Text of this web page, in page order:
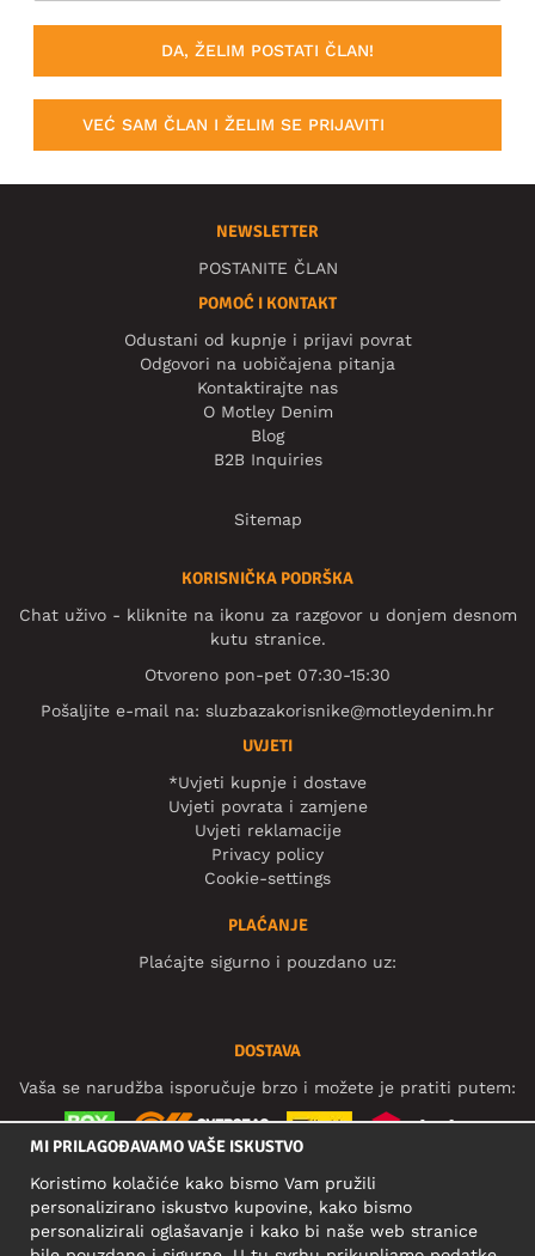
DA, ŽELIM POSTATI ČLAN!
VEĆ SAM ČLAN I ŽELIM SE PRIJAVITI
NEWSLETTER
POSTANITE ČLAN
POMOĆ I KONTAKT
Odustani od kupnje i prijavi povrat
Odgovori na uobičajena pitanja
Kontaktirajte nas
O Motley Denim
Blog
B2B Inquiries
Sitemap
KORISNIČKA PODRŠKA
Chat uživo - kliknite na ikonu za razgovor u donjem desnom
kutu stranice.
Otvoreno pon-pet 07:30-15:30
Pošaljite e-mail na: sluzbazakorisnike@motleydenim.hr
UVJETI
*Uvjeti kupnje i dostave
Uvjeti povrata i zamjene
Uvjeti reklamacije
Privacy policy
Cookie-settings
PLAĆANJE
Plaćajte sigurno i pouzdano uz:
DOSTAVA
Vaša se narudžba isporučuje brzo i možete je pratiti putem:
DRUŠTVENE MREŽE
MI PRILAGOĐAVAMO VAŠE ISKUSTVO
Koristimo kolačiće kako bismo Vam pružili
personalizirano iskustvo kupovine, kako bismo
personalizirali oglašavanje i kako bi naše web stranice